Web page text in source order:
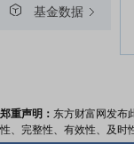
基金数据
郑重声明： 东方财富网发布
性、完整性、有效性、及时